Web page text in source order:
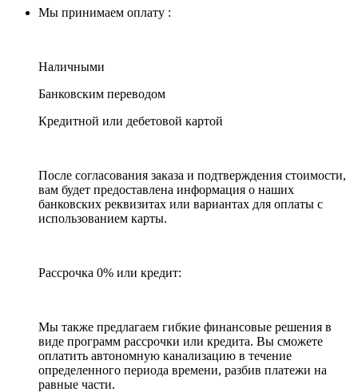
Мы принимаем оплату :
Наличными
Банковским переводом
Кредитной или дебетовой картой
После согласования заказа и подтверждения стоимости,
вам будет предоставлена информация о наших
банковских реквизитах или вариантах для оплаты с
использованием карты.
Рассрочка 0% или кредит:
Мы также предлагаем гибкие финансовые решения в
виде программ рассрочки или кредита. Вы сможете
оплатить автономную канализацию в течение
определенного периода времени, разбив платежи на
равные части.